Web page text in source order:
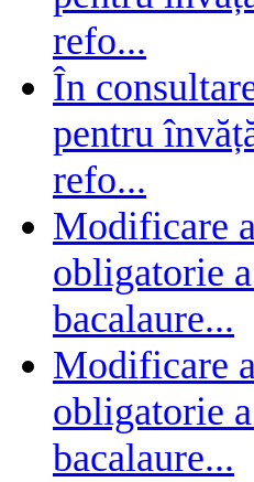
refo...
În
pentru
refo...
Modificare
obligatorie
bacalaure...
Modificare
obligatorie
bacalaure...